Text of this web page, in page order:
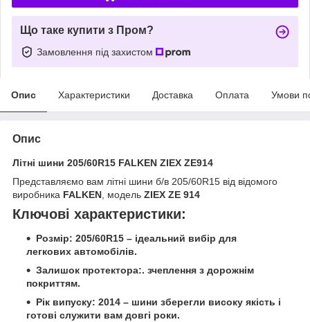
Що таке купити з Пром?
Замовлення під захистом
Опис Характеристики Доставка Оплата Умови
Опис
Літні шини 205/60R15 FALKEN ZIEX ZE914
Представляємо вам літні шини б/в 205/60R15 від відомого
виробника FALKEN , модель ZIEX ZE 914
Ключові характеристики:
Розмір: 205/60R15 – ідеальний вибір для
легкових автомобілів.
Залишок протектора:. зчеплення з дорожнім
покриттям.
Рік випуску: 2014 – шини зберегли високу якість і
готові служити вам довгі роки.